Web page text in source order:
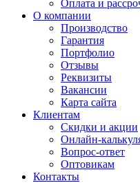
Оплата и
О компании
Производство
Гарантия
Портфолио
Отзывы
Реквизиты
Вакансии
Карта сайта
Клиентам
Скидки и акции
Онлайн-
Вопрос-ответ
Оптовикам
Контакты